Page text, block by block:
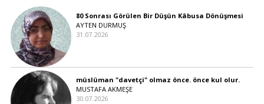
80 Sonrası Görülen Bir Düşün Kâbusa Dönüşmesi
AYTEN DURMUŞ
31.07.2026
müslüman "davetçi" olmaz önce. önce kul olur.
MUSTAFA AKMEŞE
30.07.2026